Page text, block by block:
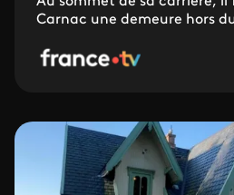
Carnac une demeure hors